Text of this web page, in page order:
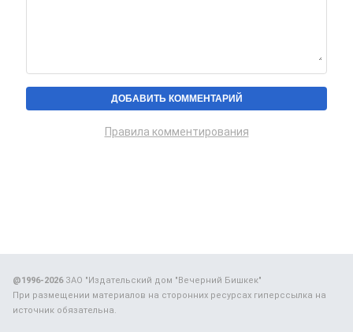
Правила комментирования
@1996-2026ЗАО "Издательский дом "Вечерний Бишкек"
При размещении материалов на сторонних ресурсах гиперссылка на
источник обязательна.